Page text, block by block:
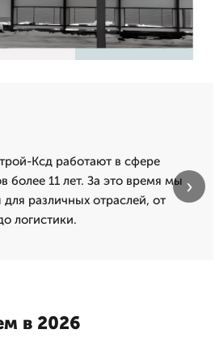
Ксд работают в сфере
более 11 лет. За это время мы
различных отраслей, от
логистики.
›
в 2026